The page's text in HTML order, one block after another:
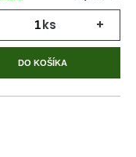
ks +
DO KOŠÍKA